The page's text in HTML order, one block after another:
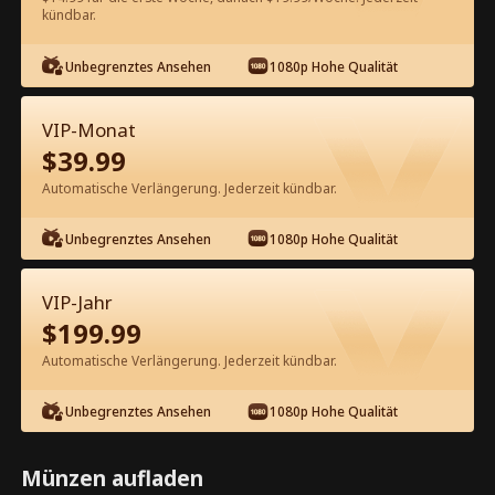
60 Jetzt entsperren
Kostenlos in der App ansehen
Episode 67 - Die Kraft der Liebe: Ein
besonderer Tycoon Kompletter Film
1-50 51-85
67 68 69 70 71
kündbar.
Unbegrenztes Ansehen 1080p Hohe Qualität
VIP-Monat
$39.99
Automatische Verlängerung. Jederzeit kündbar.
Unbegrenztes Ansehen 1080p Hohe Qualität
VIP-Jahr
$199.99
Automatische Verlängerung. Jederzeit kündbar.
Unbegrenztes Ansehen 1080p Hohe Qualität
Münzen aufladen